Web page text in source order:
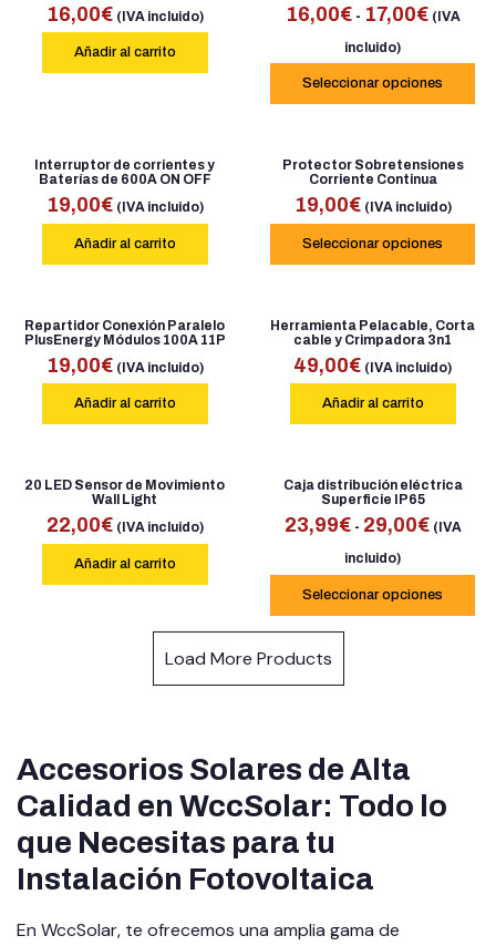
16,00€ (IVA incluido)
Añadir al carrito
16,00€ - 17,00€ (IVA
incluido)
Seleccionar opciones
Interruptor de corrientes y
Baterías de 600A ON OFF
19,00€ (IVA incluido)
Añadir al carrito
Protector Sobretensiones
Corriente Continua
19,00€ (IVA incluido)
Seleccionar opciones
Repartidor Conexión Paralelo
PlusEnergy Módulos 100A 11P
19,00€ (IVA incluido)
Añadir al carrito
Herramienta Pelacable, Corta
cable y Crimpadora 3n1
49,00€ (IVA incluido)
Añadir al carrito
20 LED Sensor de Movimiento
Wall Light
22,00€ (IVA incluido)
Añadir al carrito
Caja distribución eléctrica
Superficie IP65
23,99€ - 29,00€ (IVA
incluido)
Seleccionar opciones
Load More Products
Accesorios Solares de Alta
Calidad en WccSolar: Todo lo
que Necesitas para tu
Instalación Fotovoltaica
En WccSolar, te ofrecemos una amplia gama de